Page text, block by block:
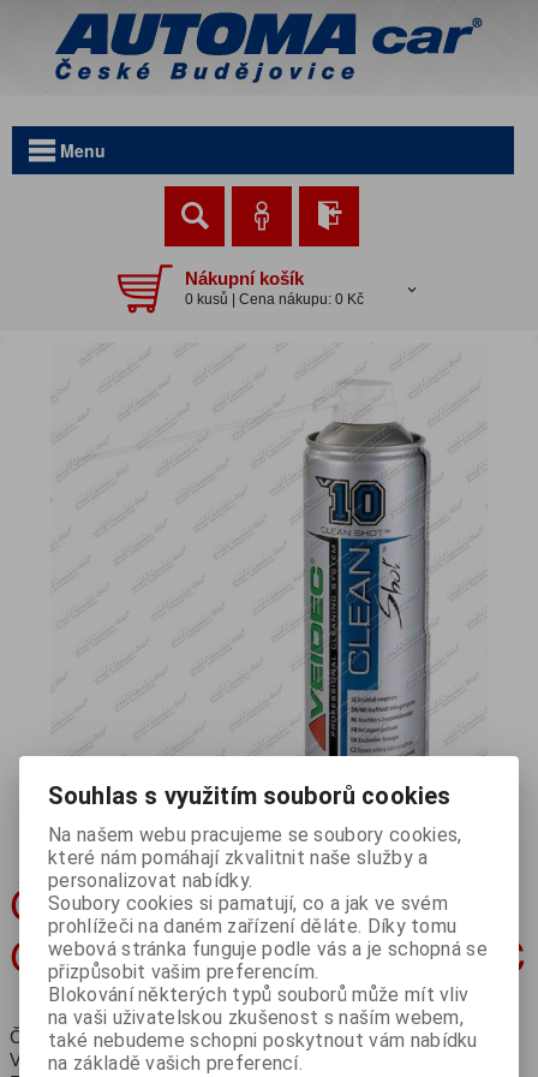
Menu
Nákupní košík
0 kusů | Cena nákupu: 0 Kč
Čistič palivové soustavy
Clean Shot 500ml VEIDEC
Čistič palivové soustavy Clean Shot 500ml VEIDEC
Velmi výkonný čistič palivových systémů.
Souhlas s využitím souborů cookies
Na našem webu pracujeme se soubory cookies,
které nám pomáhají zkvalitnit naše služby a
personalizovat nabídky.
Soubory cookies si pamatují, co a jak ve svém
prohlížeči na daném zařízení děláte. Díky tomu
webová stránka funguje podle vás a je schopná se
přizpůsobit vašim preferencím.
Blokování některých typů souborů může mít vliv
na vaši uživatelskou zkušenost s naším webem,
také nebudeme schopni poskytnout vám nabídku
na základě vašich preferencí.